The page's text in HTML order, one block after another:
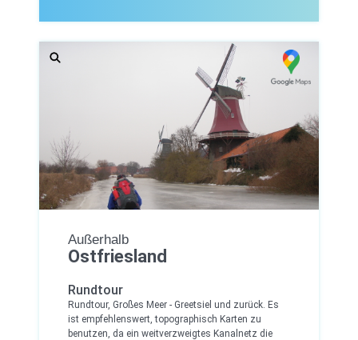
Außerhalb
Ostfriesland
Rundtour
Rundtour, Großes Meer - Greetsiel und zurück. Es
ist empfehlenswert, topographisch Karten zu
benutzen, da ein weitverzweigtes Kanalnetz die